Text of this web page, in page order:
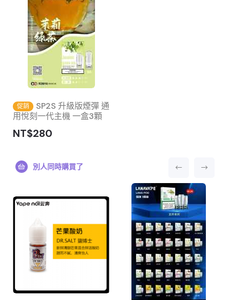
促銷
SP2S 升級版煙彈 通
用悅刻一代主機 一盒3顆
NT$280
別人同時購買了